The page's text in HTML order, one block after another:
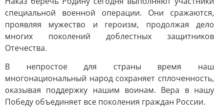
специальной военной операции. Они сражаются,
проявляя мужество и героизм, продолжая дело
многих поколений доблестных защитников
Отечества.
В непростое для страны время наш
многонациональный народ сохраняет сплоченность,
оказывая поддержку нашим воинам. Вера в нашу
Победу объединяет все поколения граждан России.